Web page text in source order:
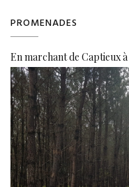
PROMENADES
En marchant de Captieux